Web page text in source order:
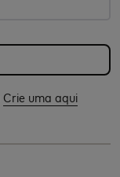
Crie uma aqui